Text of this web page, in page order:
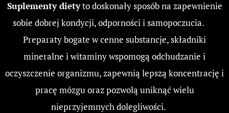
Suplementy dietyto doskonały sposób na zapewnienie
sobie dobrej kondycji, odporności i samopoczucia. 😊
Preparaty bogate w cenne substancje, składniki
mineralne i witaminy wspomogą odchudzanie i
oczyszczenie organizmu, zapewnią lepszą koncentrację i
pracę mózgu oraz pozwolą uniknąć wielu
nieprzyjemnych dolegliwości. 😁